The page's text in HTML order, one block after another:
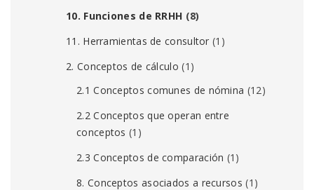
10. Funciones de RRHH (8)
11. Herramientas de consultor (1)
2. Conceptos de cálculo (1)
2.1 Conceptos comunes de nómina (12)
2.2 Conceptos que operan entre
conceptos (1)
2.3 Conceptos de comparación (1)
8. Conceptos asociados a recursos (1)